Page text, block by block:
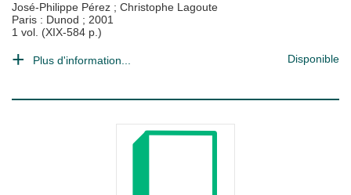
José-Philippe Pérez ; Christophe Lagoute
Paris : Dunod ; 2001
1 vol. (XIX-584 p.)
Plus d'information... Disponible